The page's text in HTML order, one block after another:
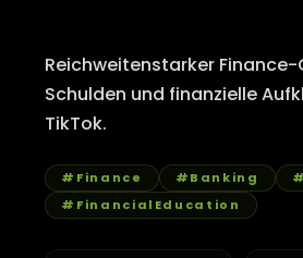
Reichweitenstarker
Schulden und finanzielle
TikTok.
#Finance #Banking
#FinancialEducation